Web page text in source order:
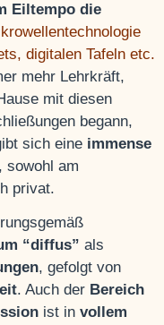
Eiltempo die
digitalen Tafeln etc.
mehr Lehrkräft,
mit diesen
begann,
sich eine immense
, sowohl am
privat.
“diffus” als
, gefolgt von
. Auch der Bereich
ist invollem